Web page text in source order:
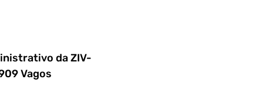
da ZIV-
Vagos